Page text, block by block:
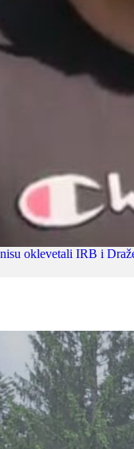
oklevetali IRB i